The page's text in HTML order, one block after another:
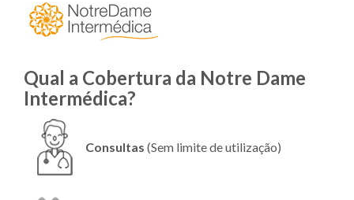
Qual a Cobertura da Notre Dame
Intermédica?
Consultas (Sem limite de utilização)